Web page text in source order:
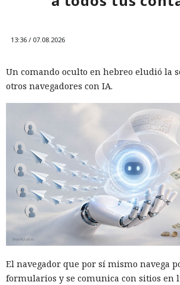
13:36 / 07.08.2026
Un comando oculto en hebreo eludió la
otros navegadores con IA.
El navegador que por sí mismo navega
formularios y se comunica con sitios en